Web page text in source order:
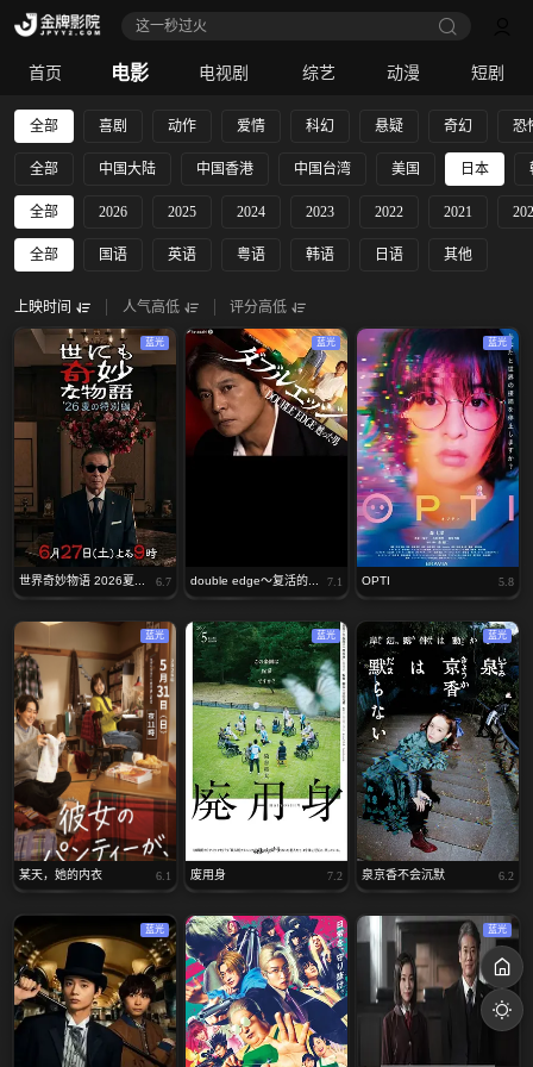
这一秒过火
首页 电影 电视剧 综艺 动漫 短剧
全部 喜剧 动作 爱情 科幻 悬疑 奇幻 恐
全部 中国大陆 中国香港 中国台湾 美国 日本
全部 2026 2025 2024 2023 2022 2021
全部 国语 英语 粤语 韩语 日语 其他
上映时间 人气高低 评分高低
蓝光
世界奇妙物语 2026夏... 6.7
蓝光
double edge～复活的... 7.1
蓝光
OPTI 5.8
蓝光
某天，她的内衣 6.1
蓝光
废用身 7.2
蓝光
泉京香不会沉默 6.2
蓝光 蓝光